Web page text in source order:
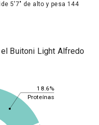
5'7" de alto y pesa 144
Buitoni Light Alfredo
18.6%
Proteínas